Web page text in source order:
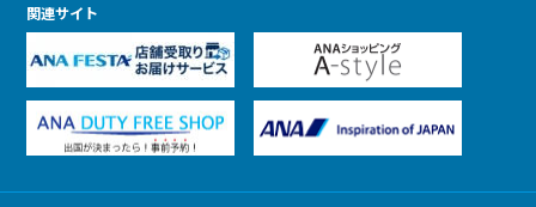
関連サイト